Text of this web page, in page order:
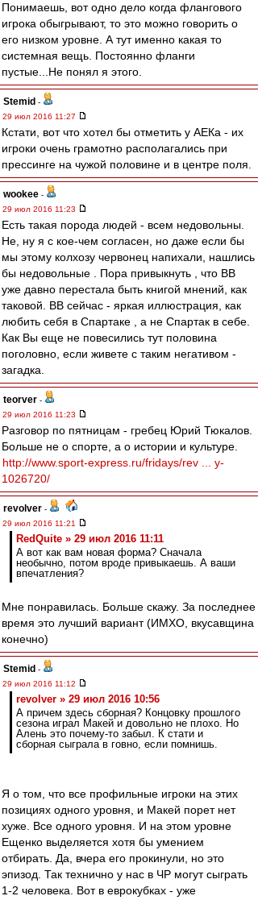
Понимаешь, вот одно дело когда флангового
игрока обыгрывают, то это можно говорить о
его низком уровне. А тут именно какая то
системная вещь. Постоянно фланги
пустые...Не понял я этого.
Stemid -
29 июл 2016 11:27
Кстати, вот что хотел бы отметить у АЕКа - их
игроки очень грамотно располагались при
прессинге на чужой половине и в центре поля.
wookee -
29 июл 2016 11:23
Есть такая порода людей - всем недовольны.
Не, ну я с кое-чем согласен, но даже если бы
мы этому колхозу червонец напихали, нашлись
бы недовольные . Пора привыкнуть , что ВВ
уже давно перестала быть книгой мнений, как
таковой. ВВ сейчас - яркая иллюстрация, как
любить себя в Спартаке , а не Спартак в себе.
Как Вы еще не повесились тут половина
поголовно, если живете с таким негативом -
загадка.
teorver -
29 июл 2016 11:23
Разговор по пятницам - гребец Юрий Тюкалов.
Больше не о спорте, а о истории и культуре.
http://www.sport-express.ru/fridays/rev ... y-
1026720/
revolver -
29 июл 2016 11:21
RedQuite » 29 июл 2016 11:11
А вот как вам новая форма? Сначала
необычно, потом вроде привыкаешь. А ваши
впечатления?
Мне понравилась. Больше скажу. За последнее
время это лучший вариант (ИМХО, вкусавщина
конечно)
Stemid -
29 июл 2016 11:12
revolver » 29 июл 2016 10:56
А причем здесь сборная? Концовку прошлого
сезона играл Макей и довольно не плохо. Но
Алень это почему-то забыл. К стати и
сборная сыграла в говно, если помнишь.
Я о том, что все профильные игроки на этих
позициях одного уровня, и Макей порет нет
хуже. Все одного уровня. И на этом уровне
Ещенко выделяется хотя бы умением
отбирать. Да, вчера его прокинули, но это
эпизод. Так технично у нас в ЧР могут сыграть
1-2 человека. Вот в еврокубках - уже